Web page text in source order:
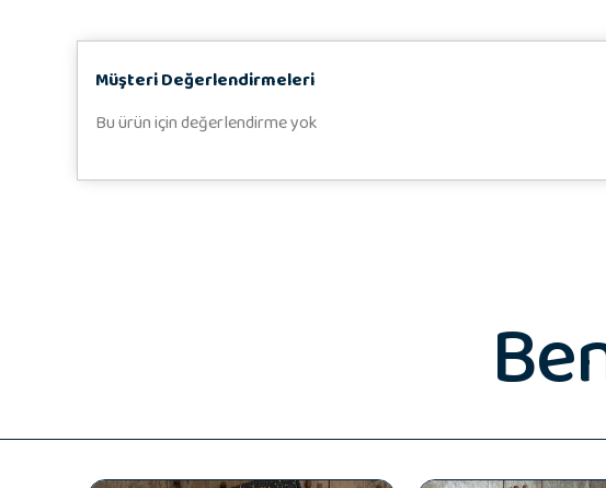
Müşteri Değerlendirmeleri
Bu ürün için değerlendirme yok